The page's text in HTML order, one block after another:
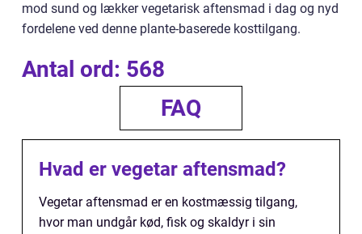
mod sund og lækker vegetarisk aftensmad i dag og nyd
fordelene ved denne plante-baserede kosttilgang.
Antal ord: 568
FAQ
Hvad er vegetar aftensmad?
Vegetar aftensmad er en kostmæssig tilgang,
hvor man undgår kød, fisk og skaldyr i sin